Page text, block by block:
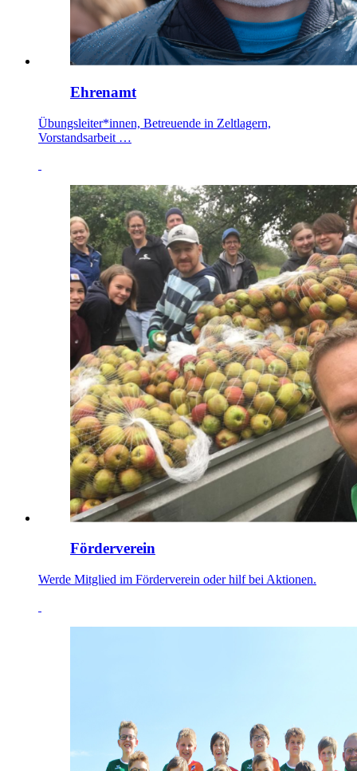
Ehrenamt
Übungsleiter*innen, Betreuende in Zeltlagern,
Vorstandsarbeit …
Förderverein
Werde Mitglied im Förderverein oder hilf bei Aktionen.